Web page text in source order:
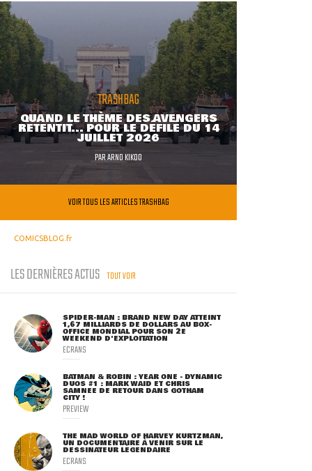
TRASHBAG
QUAND LE THÈME DES AVENGERS
RETENTIT... POUR LE DÉFILÉ DU 14
JUILLET 2026
PARARNO KIKOO
VOIR TOUS LES ARTICLES TRASHBAG
COMICSBLOG.fr
LES DERNIÈRES ACTUS TOUT VOIR
SPIDER-MAN : BRAND NEW DAY ATTEINT
1,67 MILLIARDS DE DOLLARS AU BOX-
OFFICE MONDIAL POUR SON 2E
WEEKEND D'EXPLOITATION
ECRANS
BATMAN & ROBIN : YEAR ONE - DYNAMIC
DUOS #1 : MARK WAID ET CHRIS
SAMNEE DE RETOUR DANS GOTHAM
CITY !
PREVIEW
THE MAD WORLD OF HARVEY KURTZMAN,
UN DOCUMENTAIRE À VENIR SUR LE
DESSINATEUR LÉGENDAIRE
ECRANS